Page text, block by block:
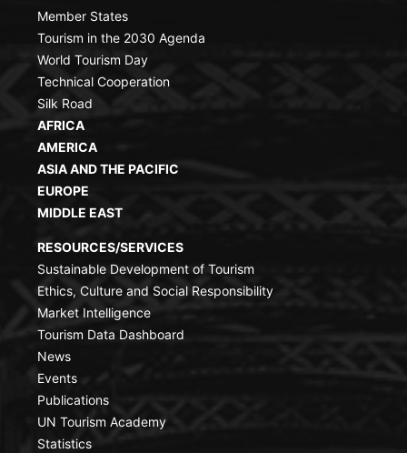
Member States
Tourism in the 2030 Agenda
World Tourism Day
Technical Cooperation
Silk Road
AFRICA
AMERICA
ASIA AND THE PACIFIC
EUROPE
MIDDLE EAST
RESOURCES/SERVICES
Sustainable Development of Tourism
Ethics, Culture and Social Responsibility
Market Intelligence
Tourism Data Dashboard
News
Events
Publications
UN Tourism Academy
Statistics